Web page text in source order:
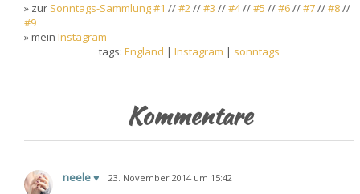
» zur Sonntags-Sammlung #1 //#2//#3 //#4//#5 //#6//#7//#8//
#9
» mein Instagram
tags:England |Instagram | sonntags
Kommentare
neele ♥ 23. November 2014 um 15:42